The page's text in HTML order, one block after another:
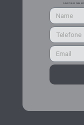
CADASTRE-SE PARA